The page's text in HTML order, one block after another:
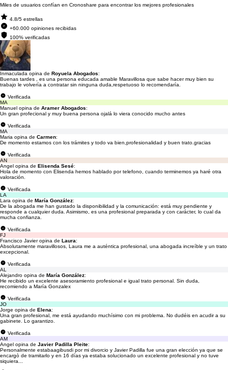
Miles de usuarios confían en Cronoshare para encontrar los mejores profesionales
4.8/5 estrellas
+60.000 opiniones recibidas
100% verificadas
Inmaculada opina de Royuela Abogados:
Buenas tardes , es una persona educada amable Maravillosa que sabe hacer muy bien su
trabajo le volvería a contratar sin ninguna duda,respetuoso lo recomendaría.
Verificada
MA
Manuel opina de Aramer Abogados:
Un gran profecional y muy buena persona ojalá lo viera conocido mucho antes
Verificada
MA
Maria opina de Carmen:
De momento estamos con los trámites y todo va bien,profesionalidad y buen trato.gracias
Verificada
AN
Angel opina de Elisenda Sesé:
Hola de momento con Elisenda hemos hablado por telefono, cuando terminemos ya haré otra
valoración.
Verificada
LA
Lara opina de María González:
De la abogada me han gustado la disponibilidad y la comunicación: está muy pendiente y
responde a cualquier duda. Asimismo, es una profesional preparada y con carácter, lo cual da
mucha confianza.
Verificada
FJ
Francisco Javier opina de Laura:
Absolutamente maravillosos, Laura me a auténtica profesional, una abogada increíble y un trato
excepcional.
Verificada
AL
Alejandro opina de María González:
He recibido un excelente asesoramiento profesional e igual trato personal. Sin duda,
recomiendo a María Gonzalex
Verificada
JO
Jorge opina de Elena:
Una gran profesional, me está ayudando muchísimo con mi problema. No dudéis en acudir a su
gabinete. Lo garantizo.
Verificada
AM
Angel opina de Javier Padilla Pleite:
Personalmente estabaagibusdi por mi divorcio y Javier Padilla fue una gran elección ya que se
encargò de tramitarlo y en 16 días ya estaba solucionado un excelente profesional y no tuve
siquiera...